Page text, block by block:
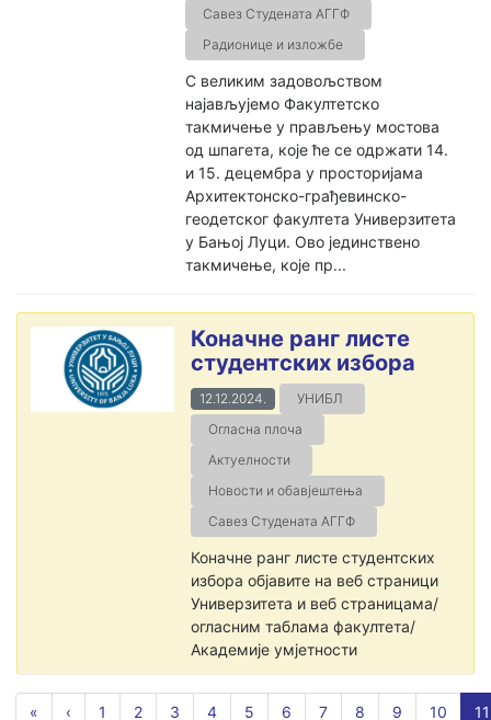
Савез Студената АГГФ
Радионице и изложбе
С великим задовољством
најављујемо Факултетско
такмичење у прављењу мостова
од шпагета, које ће се одржати 14.
и 15. децембра у просторијама
Архитектонско-грађевинско-
геодетског факултета Универзитета
у Бањој Луци. Ово јединствено
такмичење, које пр...
Коначне ранг листе
студентских избора
12.12.2024.
УНИБЛ
Огласна плоча
Актуелности
Новости и обавјештења
Савез Студената АГГФ
Коначне ранг листе студентских
избора објавите на веб страници
Универзитета и веб страницама/
огласним таблама факултета/
Академије умјетности
« ‹ 1 2 3 4 5 6 7 8 9 10 11